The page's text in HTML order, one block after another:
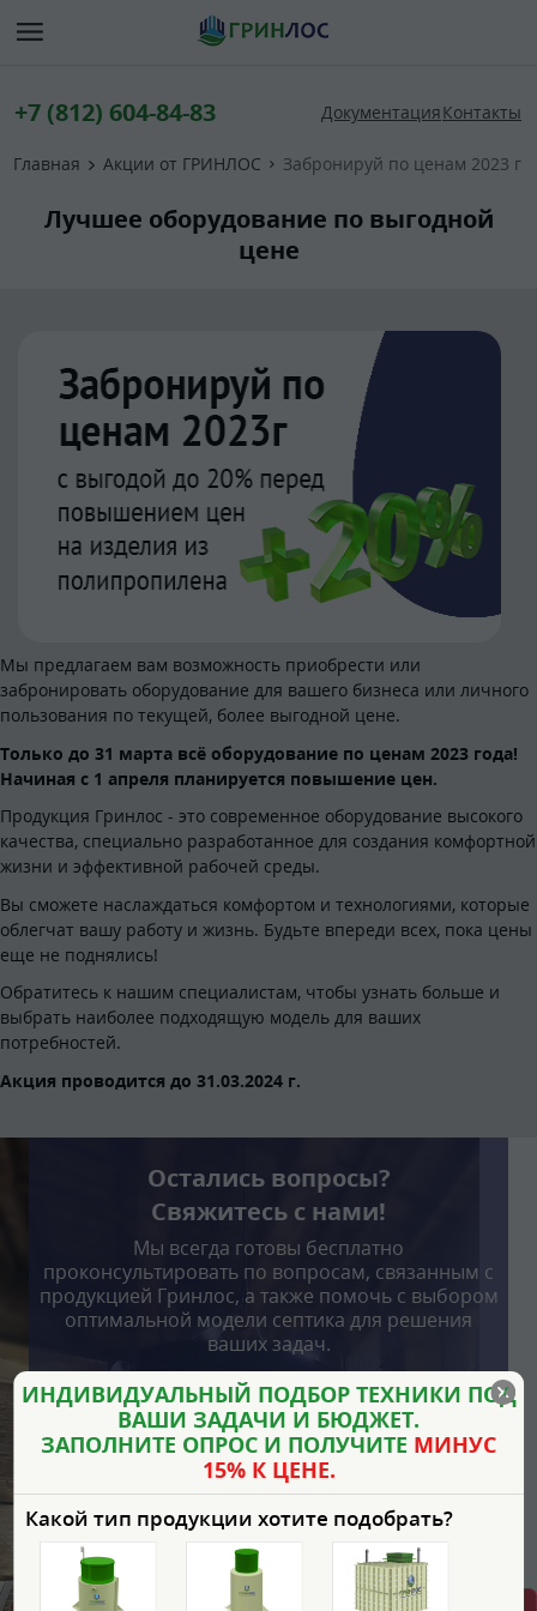
+7 (812) 604-84-83 ДокументацияКонтакты
Главная Акции от ГРИНЛОС Забронируй по ценам 2023 г
Лучшее оборудование по выгодной
цене
Мы предлагаем вам возможность приобрести или
забронировать оборудование для вашего бизнеса или личного
пользования по текущей, более выгодной цене.
Только до 31 марта всё оборудование по ценам 2023 года!
Начиная с 1 апреля планируется повышение цен.
Продукция Гринлос - это современное оборудование высокого
качества, специально разработанное для создания комфортной
жизни и эффективной рабочей среды.
Вы сможете наслаждаться комфортом и технологиями, которые
облегчат вашу работу и жизнь. Будьте впереди всех, пока цены
еще не поднялись!
Обратитесь к нашим специалистам, чтобы узнать больше и
выбрать наиболее подходящую модель для ваших
потребностей.
Акция проводится до 31.03.2024 г.
Остались вопросы?
Свяжитесь с нами!
Мы всегда готовы бесплатно
проконсультировать по вопросам, связанным с
продукцией Гринлос, а также помочь с выбором
оптимальной модели септика для решения
ваших задач.
ИНДИВИДУАЛЬНЫЙ ПОДБОР ТЕХНИКИ ПОД
ВАШИ ЗАДАЧИ И БЮДЖЕТ.
ЗАПОЛНИТЕ ОПРОС И ПОЛУЧИТЕ МИНУС
15% К ЦЕНЕ.
Какой тип продукции хотите подобрать?